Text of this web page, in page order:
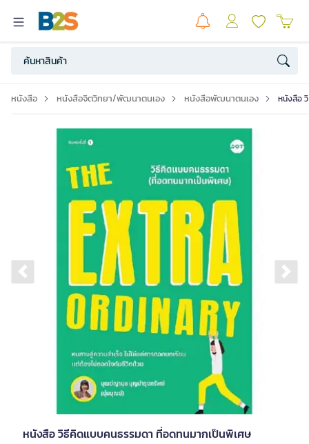
หนังสือ หนังสือจิตวิทยา/พัฒนาตนเอง หนังสือพัฒนาตนเอง หนังสือ
Previous slide
หนังสือ วิธีคิดแบบคนธรรมดา ที่อดทนมากเป็นพิเศษ